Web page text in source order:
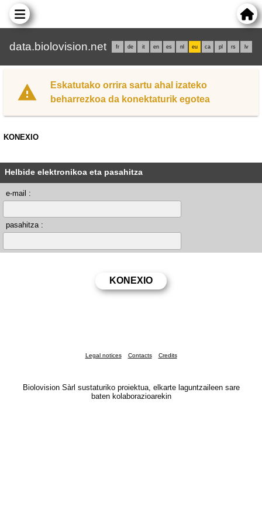
data.biolovision.net fr de it en es nl eu ca pl rs lv
Eskatutako orrira sartu ahal izateko
beharrezkoa da konektaturik egotea
KONEXIO
Helbide elektronikoa eta pasahitza
e-mail :
pasahitza :
Legal notices Contacts Credits
Biolovision Sàrl sustaturiko proiektua, elkarte laguntzaileen sare
baten kolaborazioarekin